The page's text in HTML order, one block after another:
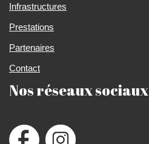
Infrastructures
Prestations
Partenaires
Contact
Nos réseaux sociaux